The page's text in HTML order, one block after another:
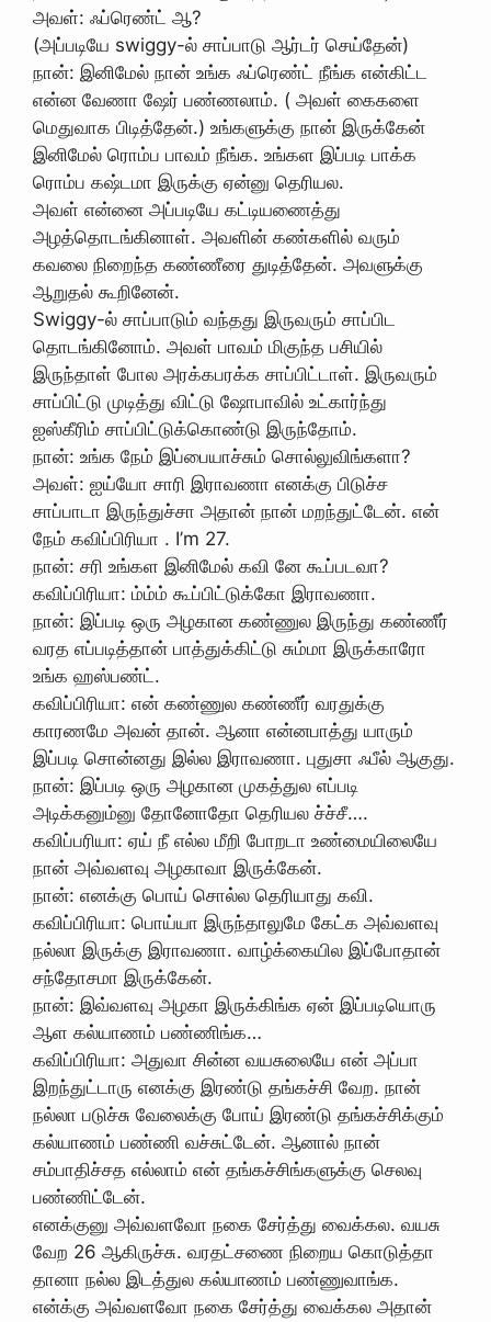
அவள்: ஃப்ரெண்ட் ஆ?
(அப்படியே swiggy-ல் சாப்பாடு ஆர்டர் செய்தேன்)
நான்: இனிமேல் நான் உங்க ஃப்ரெண்ட் நீங்க என்கிட்ட‌
என்ன வேணா ஷேர் பண்ணலாம். ( அவள் கைகளை
மெதுவாக பிடித்தேன்.) உங்களுக்கு நான் இருக்கேன்
இனிமேல் ரொம்ப பாவம் நீங்க. உங்கள இப்படி பாக்க
ரொம்ப கஷ்டமா இருக்கு ஏன்னு தெரியல.
அவள் என்னை அப்படியே கட்டியணைத்து
அழத்தொடங்கினாள். அவளின் கண்களில் வரும்
கவலை நிறைந்த கண்ணீரை துடித்தேன். அவளுக்கு
ஆறுதல் கூறினேன்.
Swiggy-ல் சாப்பாடும்‌ வந்தது இருவரும் சாப்பிட
தொடங்கினோம். அவள் பாவம் மிகுந்த பசியில்
இருந்தாள் போல அரக்கபரக்க சாப்பிட்டாள். இருவரும்
சாப்பிட்டு முடித்து விட்டு ஷோபாவில் உட்கார்ந்து
ஐஸ்கீரிம் சாப்பிட்டுக்கொண்டு இருந்தோம்.
நான்: உங்க நேம் இப்பையாச்சும் சொல்லுவிங்களா?
அவள்: ஐய்யோ சாரி இராவணா எனக்கு பிடுச்ச
சாப்பாடா இருந்துச்சா அதான் நான் மறந்துட்டேன். என்
நேம் கவிப்பிரியா . I’m 27.
நான்: சரி‌ உங்கள இனிமேல் கவி னே கூப்படவா?
கவிப்பிரியா: ம்ம்ம் கூப்பிட்டுக்கோ இராவணா.
நான்: இப்படி ஒரு அழகான கண்ணுல இருந்து கண்ணீர்
வரத எப்படித்தான் பாத்துக்கிட்டு சும்மா இருக்காரோ
உங்க ஹஸ்பண்ட்.
கவிப்பிரியா: என் கண்ணுல கண்ணீர் வரதுக்கு
காரணமே அவன் தான். ஆனா என்னபாத்து யாரும்
இப்படி சொன்னது இல்ல இராவணா. புதுசா ஃபீல் ஆகுது.
நான்: இப்படி ஒரு அழகான ‌முகத்துல எப்படி
அடிக்கனும்னு தோனோதோ தெரியல ச்ச்சீ….
கவிப்பரியா: ஏய் நீ எல்ல மீறி போறடா உண்மையிலையே
நான் அவ்வளவு அழகாவா இருக்கேன்.
நான்: எனக்கு பொய் சொல்ல தெரியாது கவி.
கவிப்பிரியா: பொய்யா இருந்தாலுமே கேட்க அவ்வளவு
நல்லா இருக்கு இராவணா. வாழ்க்கையில இப்போதான்
சந்தோசமா இருக்கேன்.
நான்: இவ்வளவு அழகா இருக்கிங்க ஏன் இப்படியொரு
ஆள கல்யாணம் பண்ணிங்க…
கவிப்பிரியா: அதுவா சின்ன வயசுலையே என் அப்பா
இறந்துட்டாரு எனக்கு இரண்டு தங்கச்சி வேற. நான்
நல்லா படுச்சு வேலைக்கு போய் இரண்டு தங்கச்சிக்கும்
கல்யாணம் பண்ணி வச்சுட்டேன். ஆனால் நான்
சம்பாதிச்சத எல்லாம் என் தங்கச்சிங்களுக்கு செலவு
பண்ணிட்டேன்.
எனக்குனு அவ்வளவோ நகை சேர்த்து வைக்கல. வயசு
வேற 26 ஆகிருச்சு. வரதட்சணை நிறைய கொடுத்தா
தானா நல்ல இடத்துல கல்யாணம் பண்ணுவாங்க.
என்க்கு அவ்வளவோ நகை சேர்த்து வைக்கல அதான்